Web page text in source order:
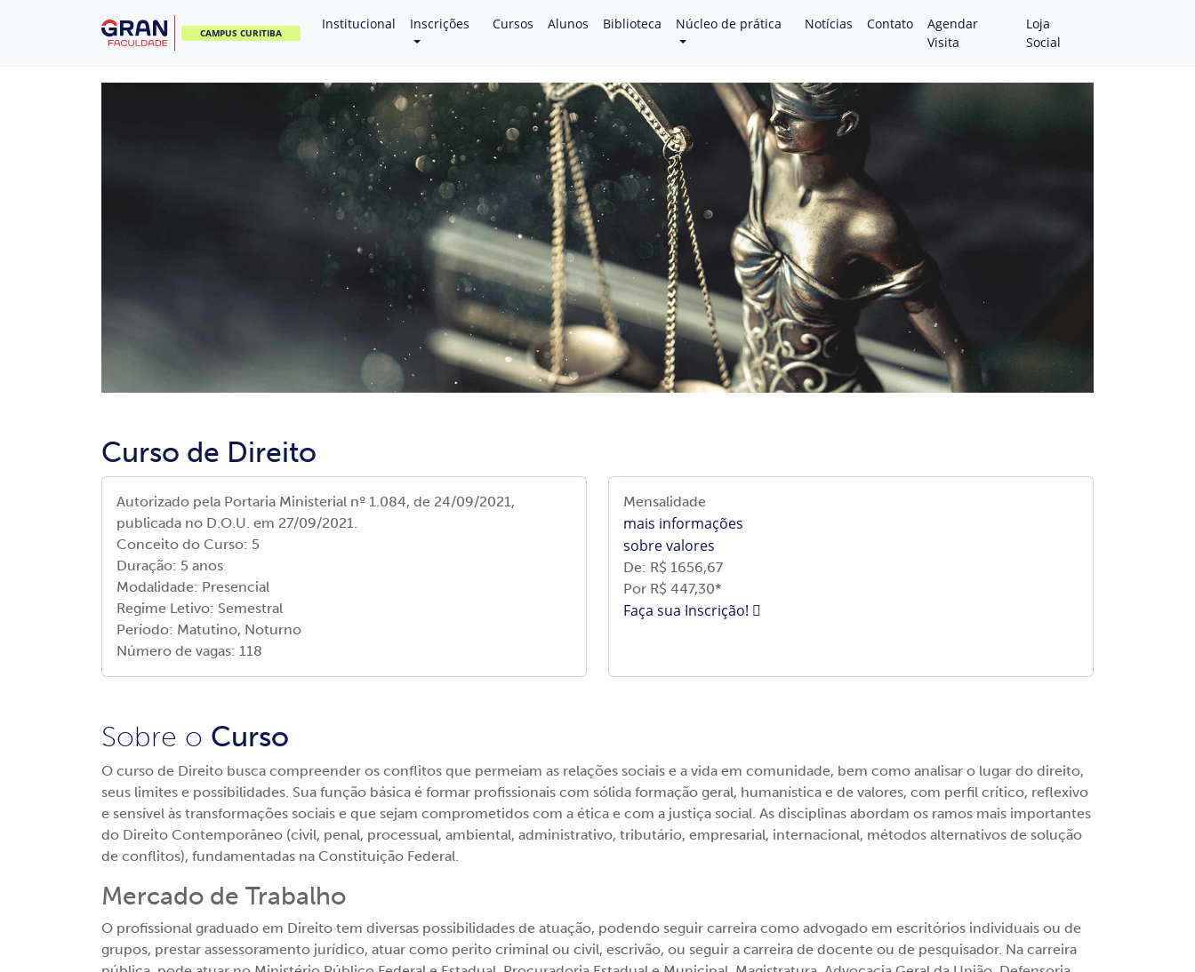
CAMPUS CURITIBA
Institucional Inscrições Cursos Alunos Biblioteca Núcleo de prática Notícias Contato
Agendar
Visita
Loja
Social
Curso de Direito
Autorizado pela Portaria Ministerial nº 1.084, de 24/09/2021,
publicada no D.O.U. em 27/09/2021.
Conceito do Curso: 5
Duração: 5 anos
Modalidade: Presencial
Regime Letivo: Semestral
Período: Matutino, Noturno
Número de vagas: 118
Mensalidade
mais informações
sobre valores
De: R$ 1656,67
Por R$ 447,30*
Faça sua Inscrição!
Sobre o Curso
O curso de Direito busca compreender os conflitos que permeiam as relações sociais e a vida em comunidade, bem como analisar o lugar do direito,
seus limites e possibilidades. Sua função básica é formar profissionais com sólida formação geral, humanística e de valores, com perfil crítico, reflexivo
e sensível às transformações sociais e que sejam comprometidos com a ética e com a justiça social. As disciplinas abordam os ramos mais importantes
do Direito Contemporâneo (civil, penal, processual, ambiental, administrativo, tributário, empresarial, internacional, métodos alternativos de solução
de conflitos), fundamentadas na Constituição Federal.
Mercado de Trabalho
O profissional graduado em Direito tem diversas possibilidades de atuação, podendo seguir carreira como advogado em escritórios individuais ou de
grupos, prestar assessoramento jurídico, atuar como perito criminal ou civil, escrivão, ou seguir a carreira de docente ou de pesquisador. Na carreira